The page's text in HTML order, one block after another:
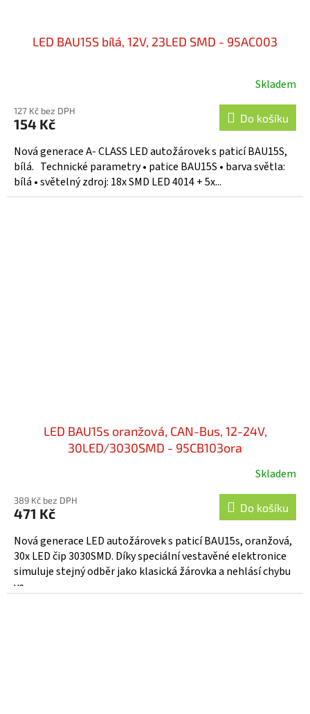
LED BAU15S bílá, 12V, 23LED SMD - 95AC003
Skladem
127 Kč bez DPH
154 Kč Do košíku
Nová generace A- CLASS LED autožárovek s paticí BAU15S,
bílá. Technické parametry • patice BAU15S • barva světla:
bílá • světelný zdroj: 18x SMD LED 4014 + 5x...
LED BAU15s oranžová, CAN-Bus, 12-24V,
30LED/3030SMD - 95CB103ora
Skladem
389 Kč bez DPH
471 Kč Do košíku
Nová generace LED autožárovek s paticí BAU15s, oranžová,
30x LED čip 3030SMD. Díky speciální vestavěné elektronice
simuluje stejný odběr jako klasická žárovka a nehlásí chybu
ve...